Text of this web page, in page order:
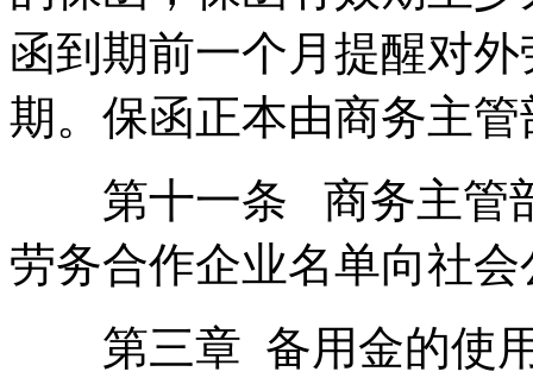
函到期前一个月提醒对
期。保函正本由商务主
第十一条 商务主管部
劳务合作企业名单向社会
第三章 备用金的使